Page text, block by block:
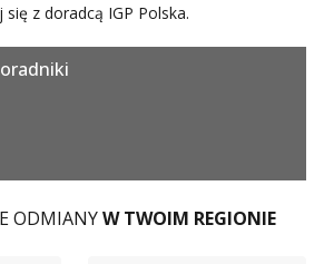
z doradcą IGP Polska.
ODMIANYW TWOIM REGIONIE